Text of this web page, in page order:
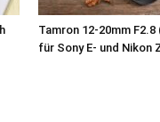
Tamron 12-20mm
für Sony E- und Nikon